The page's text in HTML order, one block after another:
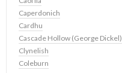
Caperdonich
Cardhu
Cascade Hollow (George Dickel)
Clynelish
Coleburn